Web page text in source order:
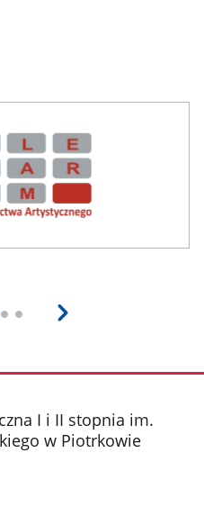
I i II stopnia im.
w Piotrkowie